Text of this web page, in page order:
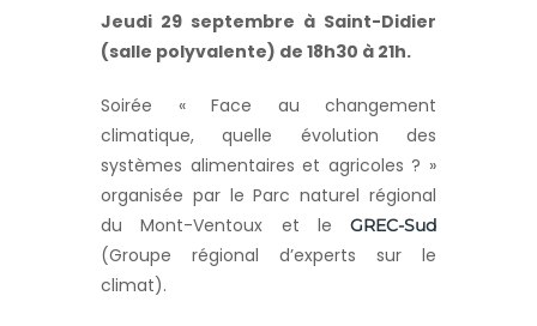
Jeudi 29 septembre à Saint-Didier
(salle polyvalente) de 18h30 à 21h.
Soirée « Face au changement
climatique, quelle évolution des
systèmes alimentaires et agricoles ? »
organisée par le Parc naturel régional
du Mont-Ventoux et le GREC-Sud
(Groupe régional d’experts sur le
climat).